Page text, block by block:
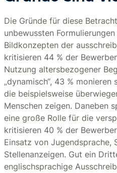
Die Gründe für diese
unbewussten
Bildkonzepten der
kritisieren 44 % der
Nutzung altersbezogener
„dynamisch“, 43 %
die beispielsweise
Menschen zeigen. Daneben
eine große Rolle für die
kritisieren 40 % der
Einsatz von Jugendsprache,
Stellenanzeigen. Gut ein
englischsprachige